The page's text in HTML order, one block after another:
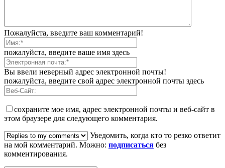
Пожалуйста, введите ваш комментарий!
пожалуйста, введите ваше имя здесь
Вы ввели неверный адрес электронной почты!
пожалуйста, введите свой адрес электронной почты здесь
сохраните мое имя, адрес электронной почты и веб-сайт в
этом браузере для следующего комментария.
Уведомить, когда кто то резко ответит
на мой комментарий. Можно: подписаться без
комментирования.